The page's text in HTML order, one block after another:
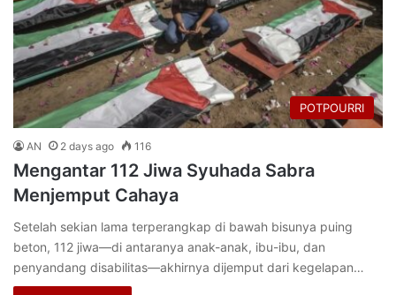
POTPOURRI
AN 2 days ago 116
Mengantar 112 Jiwa Syuhada Sabra
Menjemput Cahaya
Setelah sekian lama terperangkap di bawah bisunya puing
beton, 112 jiwa—di antaranya anak-anak, ibu-ibu, dan
penyandang disabilitas—akhirnya dijemput dari kegelapan…